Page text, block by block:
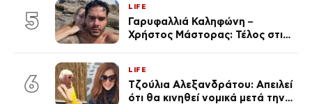
καθεμία…» (Βίντεο)
5
LIFE
Γαρυφαλλιά Καληφώνη –
Χρήστος Μάστορας: Τέλος στις
6
LIFE
Τζούλια Αλεξανδράτου: Απειλεί
ότι θα κινηθεί νομικά μετά την